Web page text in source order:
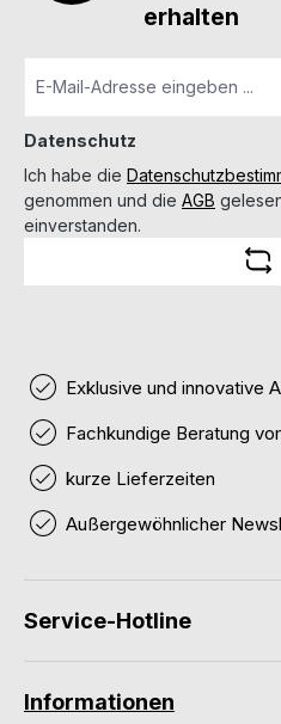
erhalten
Datenschutz
Ich habe die
genommen und die AGB
einverstanden.
Exklusive und innovative
Fachkundige Beratung
kurze Lieferzeiten
Außergewöhnlicher
Service-Hotline
Informationen